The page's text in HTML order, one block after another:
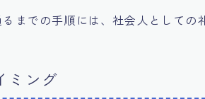
までの手順には、社会人としての
ミング